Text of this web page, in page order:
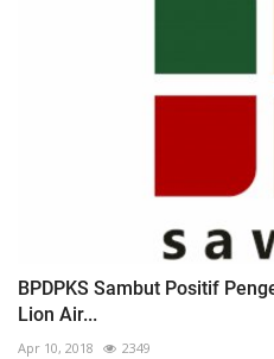
BPDPKS Sambut Positif
Lion Air...
Apr 10, 2018 2349